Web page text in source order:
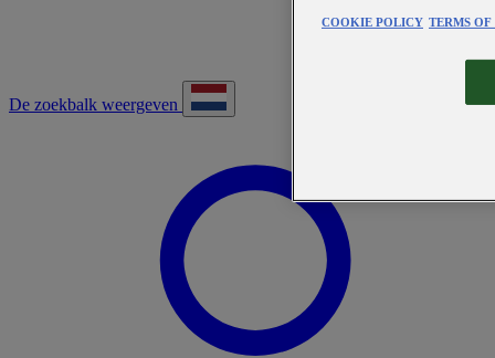
De zoekbalk weergeven
COOKIE POLICY TERMS OF